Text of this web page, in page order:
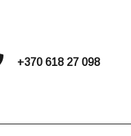
+370 618 27 098